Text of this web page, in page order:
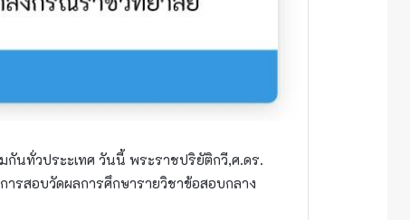
นทั่วประะเทศ วันนี้ พระราชปริยัติกวี,ศ.ดร.
รสอบวัดผลการศึกษารายวิชาข้อสอบกลาง